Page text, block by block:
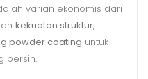
varian ekonomis dari
kekuatan struktur,
powder coating untuk
bersih.